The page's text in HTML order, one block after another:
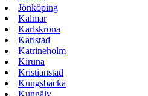
Jönköping
Kalmar
Karlskrona
Karlstad
Katrineholm
Kiruna
Kristianstad
Kungsbacka
Kungälv